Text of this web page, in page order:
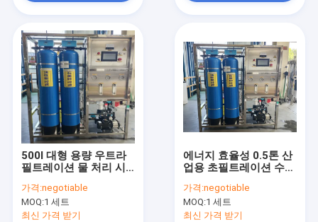
500l 대형 용량 우트라
필트레이션 물 처리 시
가격:negotiable
MOQ:1 세트
최신 가격 받기
에너지 효율성 0.5톤 산
업용 초필트레이션 수처
가격:negotiable
MOQ:1 세트
최신 가격 받기